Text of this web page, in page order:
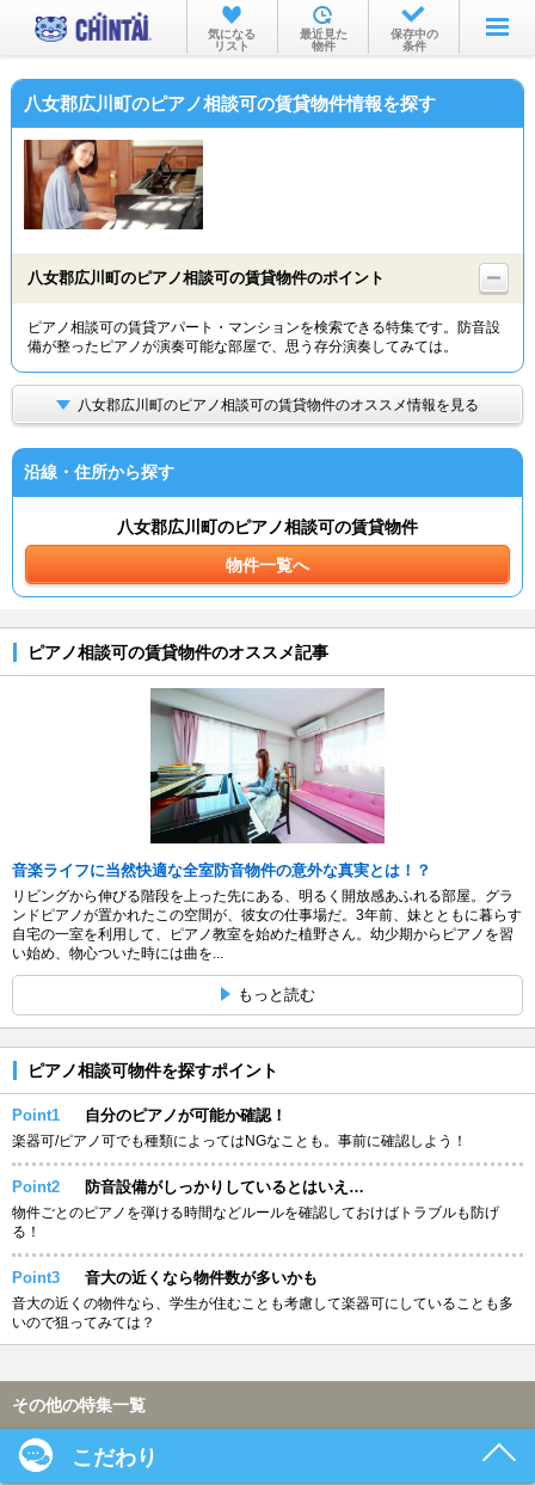
お部屋を探す
沿線・駅から
物件特集から
TOP
気になる
リスト
最近見た
物件
保存中の
条件
八女郡広川町のピアノ相談可の賃貸物件情報を探す
八女郡広川町のピアノ相談可の賃貸物件のポイント
ピアノ相談可の賃貸アパート・マンションを検索できる特集です。防音設
備が整ったピアノが演奏可能な部屋で、思う存分演奏してみては。
八女郡広川町のピアノ相談可の賃貸物件のオススメ情報を見る
沿線・住所から探す
八女郡広川町のピアノ相談可の賃貸物件
物件一覧へ
ピアノ相談可の賃貸物件のオススメ記事
音楽ライフに当然快適な全室防音物件の意外な真実とは！？
リビングから伸びる階段を上った先にある、明るく開放感あふれる部屋。グラ
ンドピアノが置かれたこの空間が、彼女の仕事場だ。3年前、妹とともに暮らす
自宅の一室を利用して、ピアノ教室を始めた植野さん。幼少期からピアノを習
い始め、物心ついた時には曲を...
もっと読む
ピアノ相談可物件を探すポイント
Point1 自分のピアノが可能か確認！
楽器可/ピアノ可でも種類によってはNGなことも。事前に確認しよう！
Point2 防音設備がしっかりしているとはいえ…
物件ごとのピアノを弾ける時間などルールを確認しておけばトラブルも防げ
る！
Point3 音大の近くなら物件数が多いかも
音大の近くの物件なら、学生が住むことも考慮して楽器可にしていることも多
いので狙ってみては？
その他の特集一覧
こだわり